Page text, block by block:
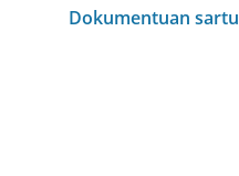
Dokumentuan sartu